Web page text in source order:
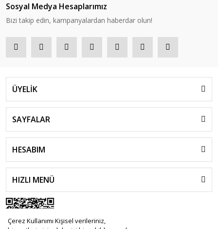
Çerez Kullanımı Kişisel verileriniz,
Sosyal Medya Hesaplarımız
Bizi takip edin, kampanyalardan haberdar olun!
ÜYELİK
SAYFALAR
HESABIM
HIZLI MENÜ